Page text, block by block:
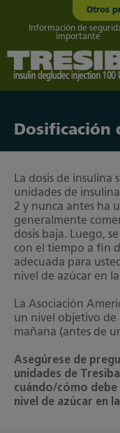
Otros
Información de
importante
Dosificación
La dosis de insulina
unidades de
2 y nunca antes ha
generalmente
dosis baja. Luego,
con el tiempo a fin
adecuada para
nivel de azúcar en
La Asociación
un nivel objetivo de
mañana (antes de
Asegúrese de
unidades de Tresiba
cuándo/cómo
nivel de azúcar en